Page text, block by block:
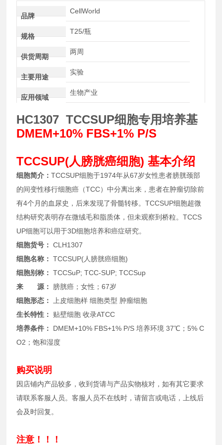
品牌
CellWorld
规格
T25/瓶
供货周期
两周
主要用途
实验
应用领域
生物产业
HC1307 TCCSUP细胞专用培养基
DMEM+10% FBS+1% P/S
TCCSUP(人膀胱癌细胞) 基本介绍
细胞简介：TCCSUP细胞于1974年从67岁女性患者膀胱颈部
的间变性移行细胞癌（TCC）中分离出来，患者在肿瘤切除前
有4个月的血尿史，后来发现了骨髓转移。TCCSUP细胞超微
结构研究表明存在微绒毛和脂质体，但未观察到桥粒。TCCS
UP细胞可以用于3D细胞培养和癌症研究。
细胞货号： CLH1307
细胞名称： TCCSUP(人膀胱癌细胞)
细胞别称： TCCSuP; TCC-SUP; TCCSup
来 源：
膀胱癌；女性；67岁
细胞形态：
上皮细胞样 细胞类型 肿瘤细胞
生长特性：
贴壁细胞 收录ATCC
培养条件：
DMEM+10% FBS+1% P/S 培养环境 37℃；5% C
O2；饱和湿度
购买说明
因店铺内产品较多，收到货请与产品实物核对，如有其它要求
请联系客服人员。客服人员不在线时，请留言或电话，上线后
会及时回复。
注意！！！